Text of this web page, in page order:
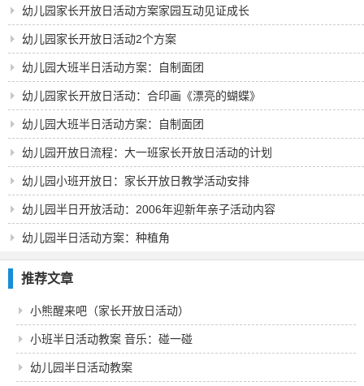
幼儿园家长开放日活动方案家园互动见证成长
幼儿园家长开放日活动2个方案
幼儿园大班半日活动方案：自制面团
幼儿园家长开放日活动：合印画《漂亮的蝴蝶》
幼儿园大班半日活动方案：自制面团
幼儿园开放日流程：大一班家长开放日活动的计划
幼儿园小班开放日：家长开放日教学活动安排
幼儿园半日开放活动：2006年迎新年亲子活动内容
幼儿园半日活动方案：种植角
推荐文章
小熊醒来吧（家长开放日活动）
小班半日活动教案 音乐：碰一碰
幼儿园半日活动教案